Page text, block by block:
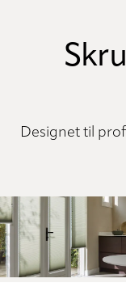
Designet til